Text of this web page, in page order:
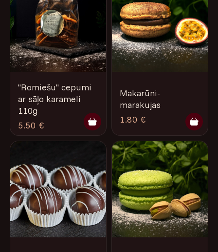
''Romiešu'' cepumi
ar sāļo karameli
110g
5.50 €
Makarūni-
marakujas
1.80 €